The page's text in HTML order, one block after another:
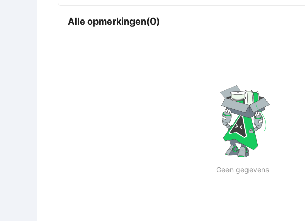
Alle opmerkingen(0)
Geen gegevens